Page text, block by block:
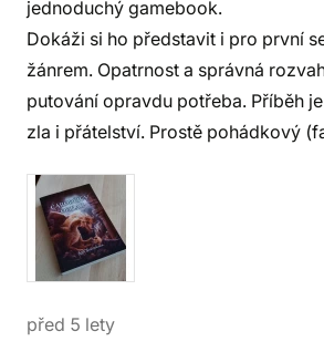
jednoduchý gamebook.
Dokáži si ho představit i pro první
žánrem. Opatrnost a správná
putování opravdu potřeba. Příběh
zla i přátelství. Prostě pohádkový
před 5 lety